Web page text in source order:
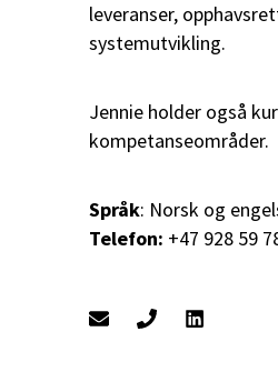
leveranser,
systemutvikling.
Jennie holder også
kompetanseområder.
Språk: Norsk og
Telefon: +47 928 59